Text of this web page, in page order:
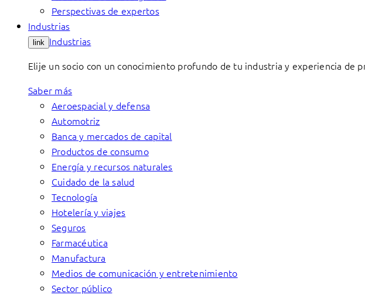
Perspectivas de expertos
Industrias
link Industrias
Elije un socio con un conocimiento profundo de tu industria y experiencia de
Saber más
Aeroespacial y defensa
Automotriz
Banca y mercados de capital
Productos de consumo
Energía y recursos naturales
Cuidado de la salud
Tecnología
Hotelería y viajes
Seguros
Farmacéutica
Manufactura
Medios de comunicación y entretenimiento
Sector público